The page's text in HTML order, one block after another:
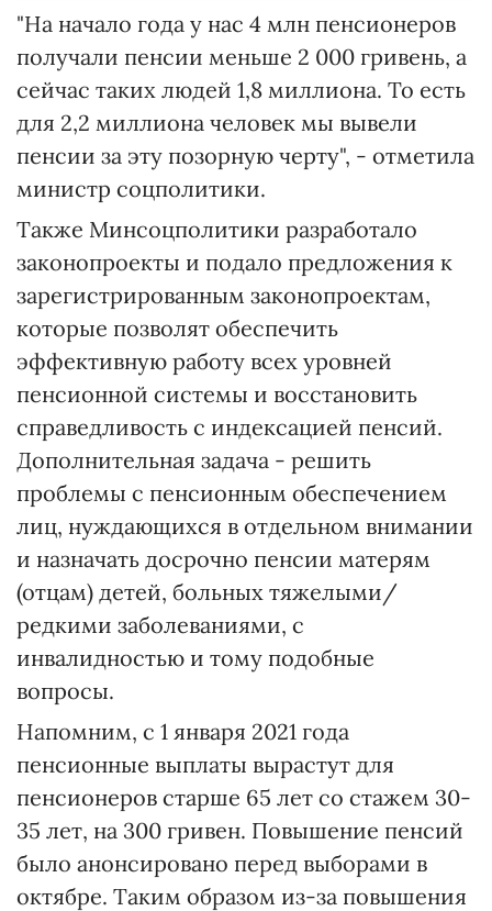
"На начало года у нас 4 млн пенсионеров
получали пенсии меньше 2 000 гривень, а
сейчас таких людей 1,8 миллиона. То есть
для 2,2 миллиона человек мы вывели
пенсии за эту позорную черту", - отметила
министр соцполитики.
Также Минсоцполитики разработало
законопроекты и подало предложения к
зарегистрированным законопроектам,
которые позволят обеспечить
эффективную работу всех уровней
пенсионной системы и восстановить
справедливость с индексацией пенсий.
Дополнительная задача - решить
проблемы с пенсионным обеспечением
лиц, нуждающихся в отдельном внимании
и назначать досрочно пенсии матерям
(отцам) детей, больных тяжелыми/
редкими заболеваниями, с
инвалидностью и тому подобные
вопросы.
Напомним, с 1 января 2021 года
пенсионные выплаты вырастут для
пенсионеров старше 65 лет со стажем 30-
35 лет, на 300 гривен. Повышение пенсий
было анонсировано перед выборами в
октябре. Таким образом из-за повышения